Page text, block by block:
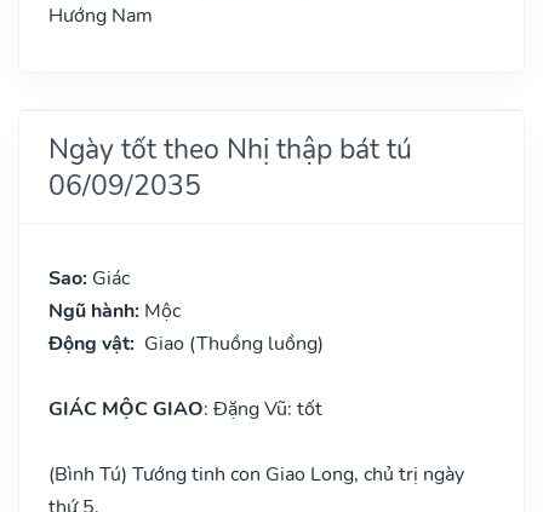
Hướng Nam
Ngày tốt theo Nhị thập bát tú
06/09/2035
Sao: Giác
Ngũ hành: Mộc
Động vật: Giao (Thuồng luồng)
GIÁC MỘC GIAO: Đặng Vũ: tốt
(Bình Tú) Tướng tinh con Giao Long, chủ trị ngày